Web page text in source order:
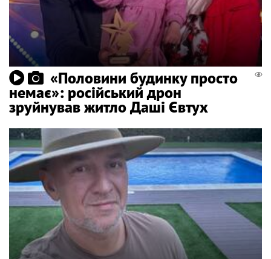
«Половини будинку просто
немає»: російський дрон
зруйнував житло Даші Євтух